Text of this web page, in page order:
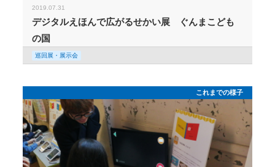
2019.07.31
デジタルえほんで広がるせかい展 ぐんまこども
の国
巡回展・展示会
これまでの様子